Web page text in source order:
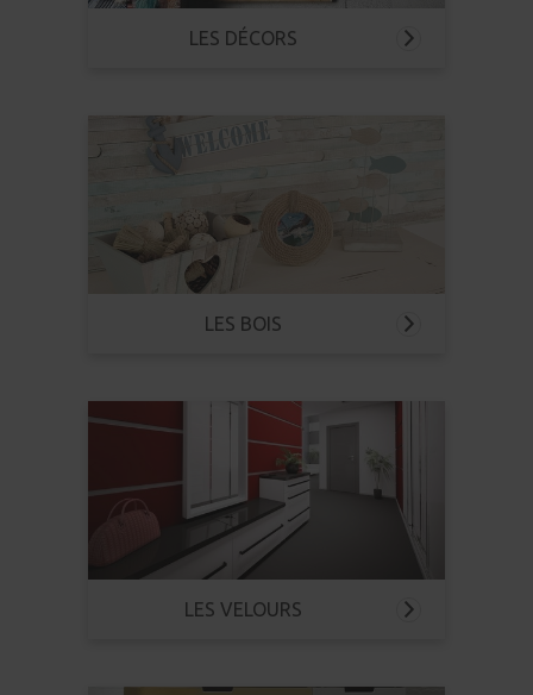
LES DÉCORS
LES BOIS
LES VELOURS